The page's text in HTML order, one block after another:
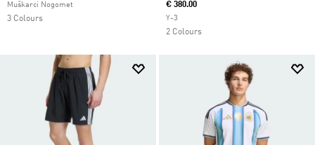
Muškarci Nogomet
3 Colours
€ 380.00
Y-3
2 Colours